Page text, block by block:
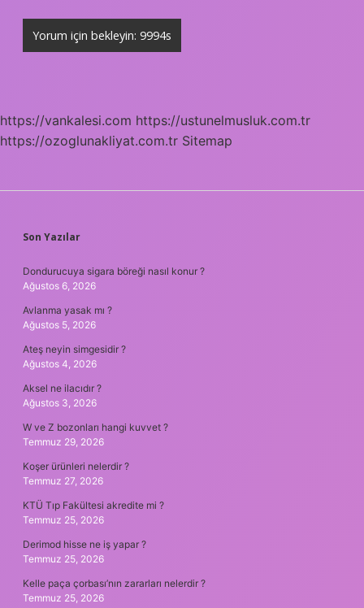
https://vankalesi.com https://ustunelmusluk.com.tr
https://ozoglunakliyat.com.tr Sitemap
SIDEBAR
Son Yazılar
Dondurucuya sigara böreği nasıl konur ?
Ağustos 6, 2026
Avlanma yasak mı ?
Ağustos 5, 2026
Ateş neyin simgesidir ?
Ağustos 4, 2026
Aksel ne ilacıdır ?
Ağustos 3, 2026
W ve Z bozonları hangi kuvvet ?
Temmuz 29, 2026
Koşer ürünleri nelerdir ?
Temmuz 27, 2026
KTÜ Tıp Fakültesi akredite mi ?
Temmuz 25, 2026
Derimod hisse ne iş yapar ?
Temmuz 25, 2026
Kelle paça çorbası’nın zararları nelerdir ?
Temmuz 25, 2026